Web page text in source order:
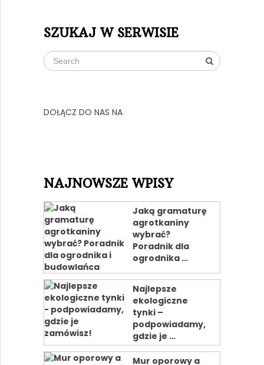
SZUKAJ W SERWISIE
DOŁĄCZ DO NAS NA
NAJNOWSZE WPISY
Jaką gramaturę
agrotkaniny
wybrać?
Poradnik dla
ogrodnika …
Najlepsze
ekologiczne
tynki –
podpowiadamy,
gdzie je …
Mur oporowy a